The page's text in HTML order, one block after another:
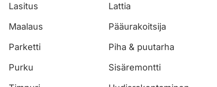
Lasitus
Lattia
Maalaus
Pääurakoitsija
Parketti
Piha & puutarha
Purku
Sisäremontti